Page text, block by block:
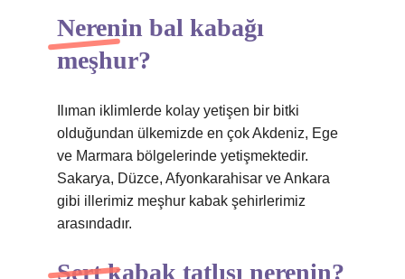
Nerenin bal kabağı
meşhur?
Ilıman iklimlerde kolay yetişen bir bitki
olduğundan ülkemizde en çok Akdeniz, Ege
ve Marmara bölgelerinde yetişmektedir.
Sakarya, Düzce, Afyonkarahisar ve Ankara
gibi illerimiz meşhur kabak şehirlerimiz
arasındadır.
Sert kabak tatlısı nerenin?